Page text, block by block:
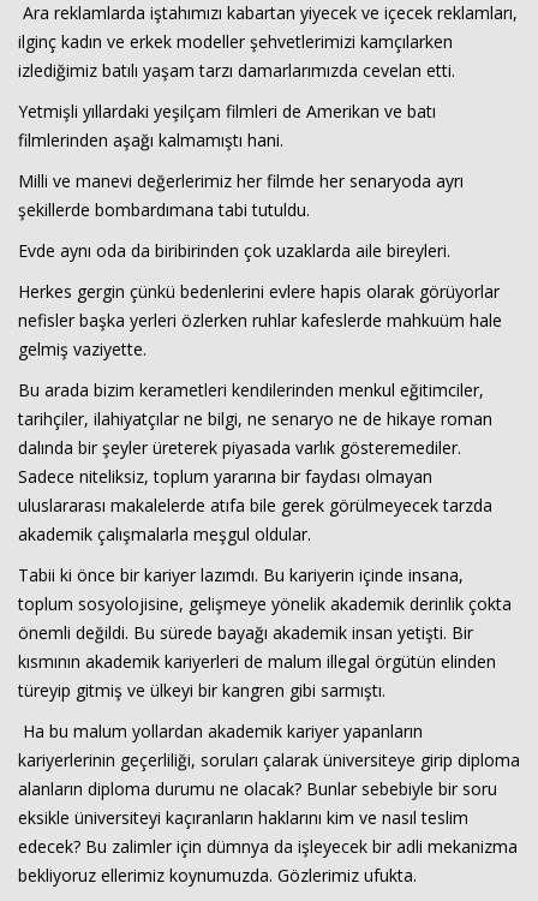
Ara reklamlarda iştahımızı kabartan yiyecek ve içecek reklamları,
ilginç kadın ve erkek modeller şehvetlerimizi kamçılarken
izlediğimiz batılı yaşam tarzı damarlarımızda cevelan etti.
Yetmişli yıllardaki yeşilçam filmleri de Amerikan ve batı
filmlerinden aşağı kalmamıştı hani.
Milli ve manevi değerlerimiz her filmde her senaryoda ayrı
şekillerde bombardımana tabi tutuldu.
Evde aynı oda da biribirinden çok uzaklarda aile bireyleri.
Herkes gergin çünkü bedenlerini evlere hapis olarak görüyorlar
nefisler başka yerleri özlerken ruhlar kafeslerde mahkuüm hale
gelmiş vaziyette.
Bu arada bizim kerametleri kendilerinden menkul eğitimciler,
tarihçiler, ilahiyatçılar ne bilgi, ne senaryo ne de hikaye roman
dalında bir şeyler üreterek piyasada varlık gösteremediler.
Sadece niteliksiz, toplum yararına bir faydası olmayan
uluslararası makalelerde atıfa bile gerek görülmeyecek tarzda
akademik çalışmalarla meşgul oldular.
Tabii ki önce bir kariyer lazımdı. Bu kariyerin içinde insana,
toplum sosyolojisine, gelişmeye yönelik akademik derinlik çokta
önemli değildi. Bu sürede bayağı akademik insan yetişti. Bir
kısmının akademik kariyerleri de malum illegal örgütün elinden
türeyip gitmiş ve ülkeyi bir kangren gibi sarmıştı.
Ha bu malum yollardan akademik kariyer yapanların
kariyerlerinin geçerliliği, soruları çalarak üniversiteye girip diploma
alanların diploma durumu ne olacak? Bunlar sebebiyle bir soru
eksikle üniversiteyi kaçıranların haklarını kim ve nasıl teslim
edecek? Bu zalimler için dümnya da işleyecek bir adli mekanizma
bekliyoruz ellerimiz koynumuzda. Gözlerimiz ufukta.